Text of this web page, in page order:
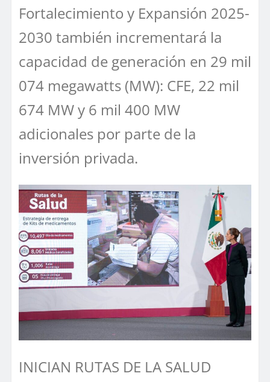
Fortalecimiento y Expansión 2025-
2030 también incrementará la
capacidad de generación en 29 mil
074 megawatts (MW): CFE, 22 mil
674 MW y 6 mil 400 MW
adicionales por parte de la
inversión privada.
INICIAN RUTAS DE LA SALUD